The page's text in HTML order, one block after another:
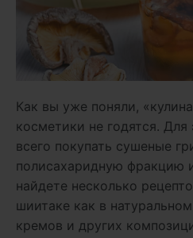
Как вы уже поняли,
косметики не годятся.
всего покупать сушеные
полисахаридную фракцию
найдете несколько
шиитаке как в
кремов и других